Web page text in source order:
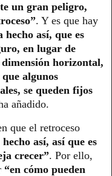
un gran peligro,
. Y es que hay
hecho así, que es
en lugar de
dimensión horizontal,
algunos
se queden fijos
añadido.
que el retroceso
así, así que es
crecer”. Por ello,
“en cómo pueden